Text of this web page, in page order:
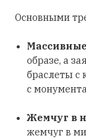
Основными
образе, а
браслеты с
с
Жемчуг в
жемчуг в